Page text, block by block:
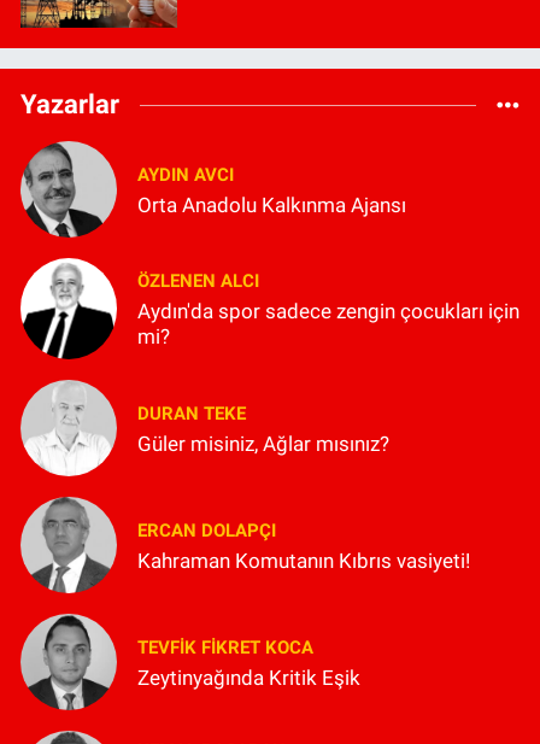
Yazarlar
AYDIN AVCI
Orta Anadolu Kalkınma Ajansı
ÖZLENEN ALCI
Aydın'da spor sadece zengin çocukları için
mi?
DURAN TEKE
Güler misiniz, Ağlar mısınız?
ERCAN DOLAPÇI
Kahraman Komutanın Kıbrıs vasiyeti!
TEVFIK FIKRET KOCA
Zeytinyağında Kritik Eşik